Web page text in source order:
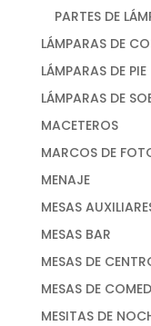
PARTES DE
LÁMPARAS DE
LÁMPARAS DE PIE
LÁMPARAS DE
MACETEROS
MARCOS DE
MENAJE
MESAS
MESAS BAR
MESAS DE
MESAS DE
MESITAS DE